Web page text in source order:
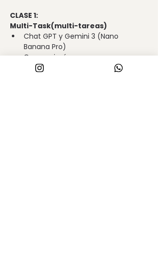
CLASE 1:
Multi-Task(multi-tareas)
Chat GPT y Gemini 3 (Nano
Banana Pro)
Generar imágenes
Editar imágenes a través de texto